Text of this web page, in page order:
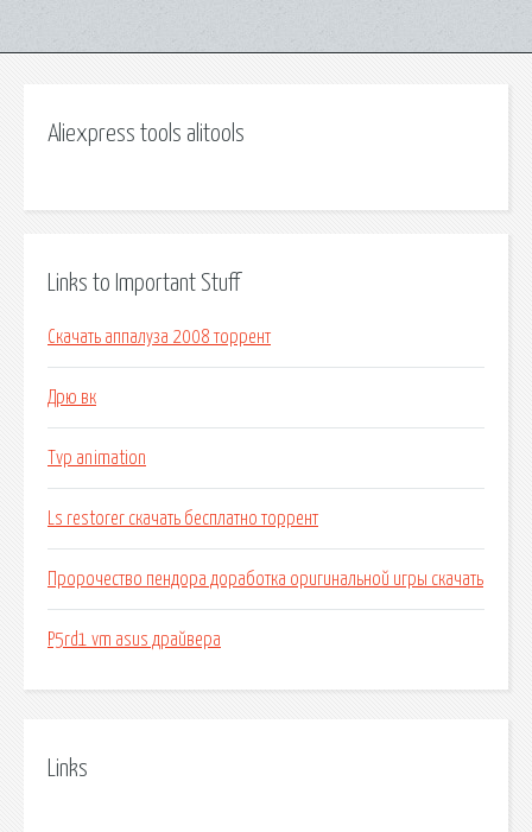
Aliexpress tools alitools
Links to Important Stuff
Скачать аппалуза 2008 торрент
Дрю вк
Tvp animation
Ls restorer скачать бесплатно торрент
Пророчество пендора доработка оригинальной игры скачать
P5rd1 vm asus драйвера
Links